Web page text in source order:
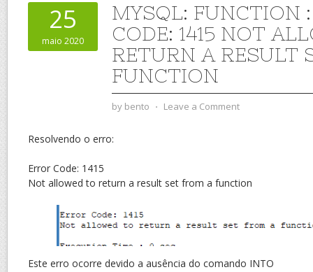
25
maio 2020
MYSQL: FUNCTION
CODE: 1415 NOT
RETURN A RESULT
FUNCTION
by bento ⋅ Leave a Comment
Resolvendo o erro:
Error Code: 1415
Not allowed to return a result set from a function
Este erro ocorre devido a ausência do comando INTO